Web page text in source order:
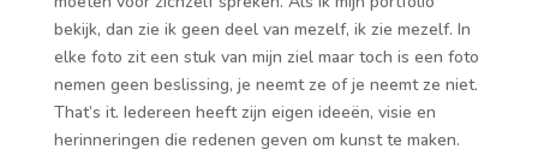
bekijk, dan zie ik geen deel van mezelf, ik zie mezelf. In
elke foto zit een stuk van mijn ziel maar toch is een foto
nemen geen beslissing, je neemt ze of je neemt ze niet.
That’s it. Iedereen heeft zijn eigen ideeën, visie en
herinneringen die redenen geven om kunst te maken.